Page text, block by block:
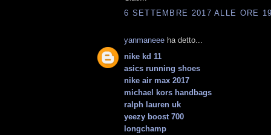
6 SETTEMBRE 2017 ALLE ORE
yanmaneee ha detto...
nike kd 11
asics running shoes
nike air max 2017
michael kors handbags
ralph lauren uk
yeezy boost 700
longchamp